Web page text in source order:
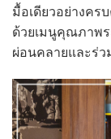
มื้อเดียวอย่างคร
ด้วยเมนูคุณภาพ
ผ่อนคลายและร่ว